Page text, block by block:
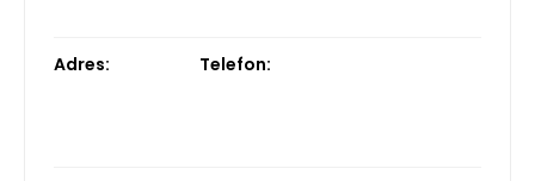
Adres: Telefon: